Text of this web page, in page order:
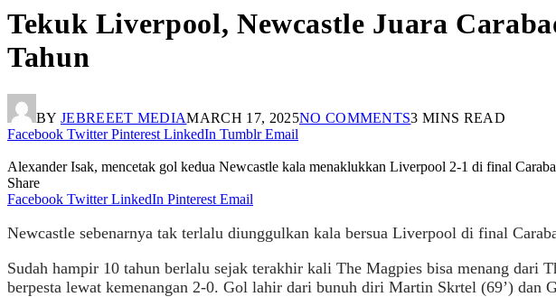
Tekuk Liverpool, Newcastle Juara
Tahun
BY JEBREEET MEDIAMARCH 17, 2025NO COMMENTS3 MINS READ
Facebook Twitter Pinterest LinkedIn Tumblr Email
Alexander Isak, mencetak gol kedua Newcastle kala menaklukkan Liverpool 2-1 di final
Share
Facebook Twitter LinkedIn Pinterest Email
Newcastle sebenarnya tak terlalu diunggulkan kala bersua Liverpool di final
Sudah hampir 10 tahun berlalu sejak terakhir kali The Magpies bisa menang dari
berpesta lewat kemenangan 2-0. Gol lahir dari bunuh diri Martin Skrtel (69’) dan